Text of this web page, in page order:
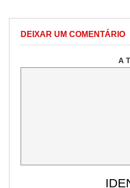
DEIXAR UM COMENTÁRIO
A